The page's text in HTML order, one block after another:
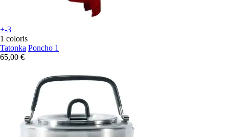
+-3
1 coloris
Tatonka Poncho 1
65,00 €